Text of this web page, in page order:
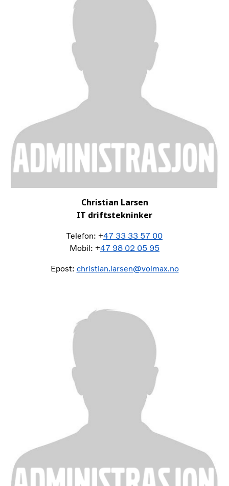
Christian Larsen
IT driftstekninker
Telefon: +47 33 33 57 00
Mobil: +47 98 02 05 95
Epost: christian.larsen@volmax.no